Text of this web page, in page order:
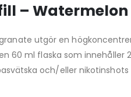
–
utgör en
60 ml flaska som innehåller
och/eller